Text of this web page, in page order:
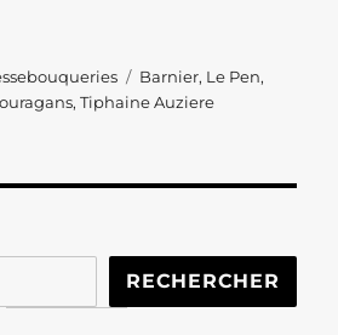
Étiquettes
Barnier, Le Pen,
ouragans,Tiphaine Auziere
RECHERCHER